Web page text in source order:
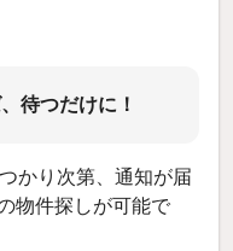
待つだけに！
かり次第、通知が届
物件探しが可能で